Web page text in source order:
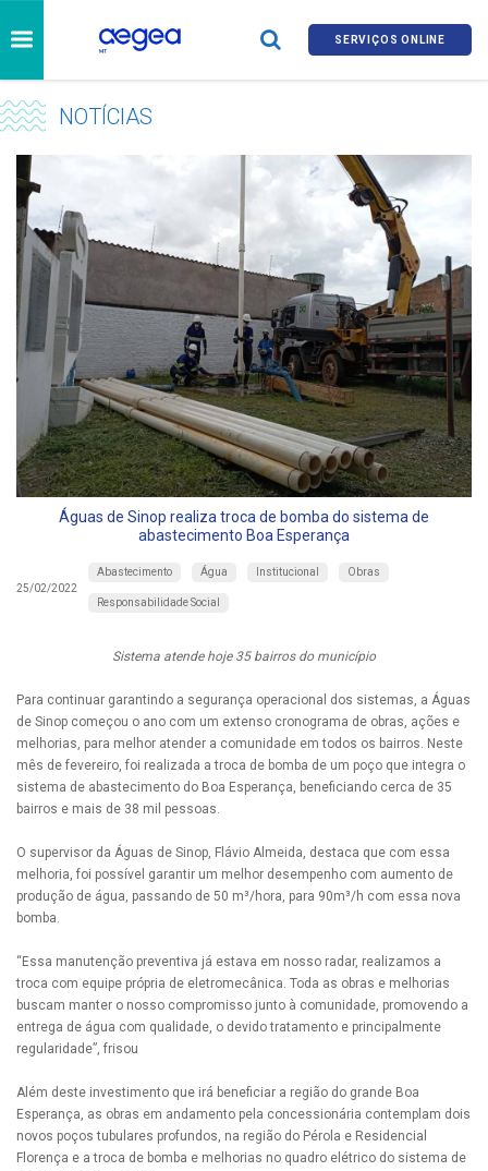
SERVIÇOS ONLINE
NOTÍCIAS
Águas de Sinop realiza troca de bomba do sistema de
abastecimento Boa Esperança
25/02/2022
Abastecimento Água Institucional Obras
Responsabilidade Social
Sistema atende hoje 35 bairros do município
Para continuar garantindo a segurança operacional dos sistemas, a Águas
de Sinop começou o ano com um extenso cronograma de obras, ações e
melhorias, para melhor atender a comunidade em todos os bairros. Neste
mês de fevereiro, foi realizada a troca de bomba de um poço que integra o
sistema de abastecimento do Boa Esperança, beneficiando cerca de 35
bairros e mais de 38 mil pessoas.
O supervisor da Águas de Sinop, Flávio Almeida, destaca que com essa
melhoria, foi possível garantir um melhor desempenho com aumento de
produção de água, passando de 50 m³/hora, para 90m³/h com essa nova
bomba.
“Essa manutenção preventiva já estava em nosso radar, realizamos a
troca com equipe própria de eletromecânica. Toda as obras e melhorias
buscam manter o nosso compromisso junto à comunidade, promovendo a
entrega de água com qualidade, o devido tratamento e principalmente
regularidade”, frisou
Além deste investimento que irá beneficiar a região do grande Boa
Esperança, as obras em andamento pela concessionária contemplam dois
novos poços tubulares profundos, na região do Pérola e Residencial
Florença e a troca de bomba e melhorias no quadro elétrico do sistema de